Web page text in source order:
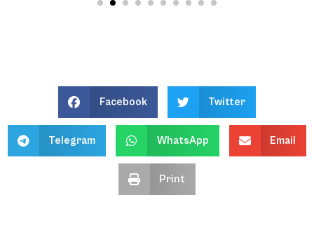
Facebook Twitter
Telegram WhatsApp Email
Print